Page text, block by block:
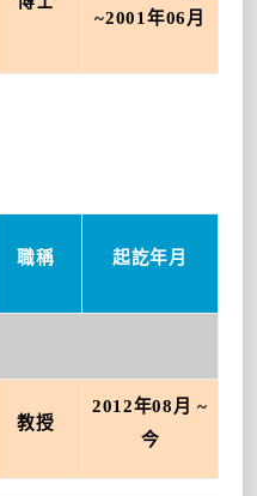
~2001 年06 月
職稱 起訖年月
教授
2012年08 月 ~
今